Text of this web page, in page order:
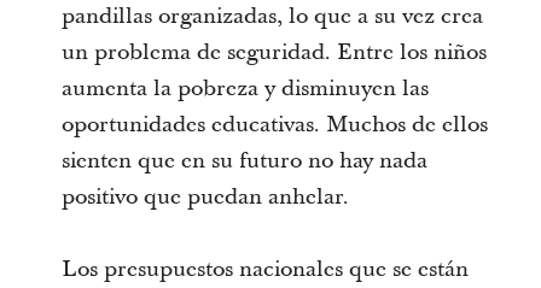
pandillas organizadas, lo que a su vez crea
un problema de seguridad. Entre los niños
aumenta la pobreza y disminuyen las
oportunidades educativas. Muchos de ellos
sienten que en su futuro no hay nada
positivo que puedan anhelar.
Los presupuestos nacionales que se están